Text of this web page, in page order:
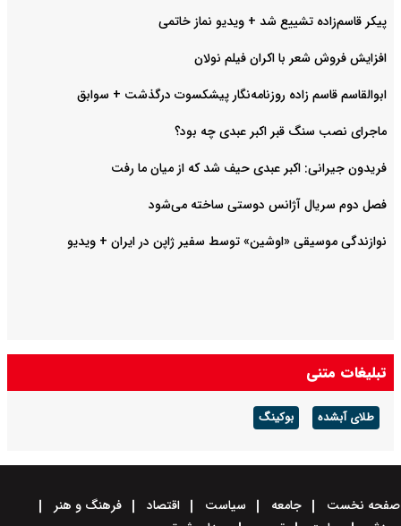
پیکر قاسم‌زاده تشییع شد + ویدیو نماز خاتمی
افزایش فروش شعر با اکران فیلم نولان
ابوالقاسم قاسم زاده روزنامه‌نگار پیشکسوت درگذشت + سوابق
ماجرای نصب سنگ قبر اکبر عبدی چه بود؟
فریدون جیرانی: اکبر عبدی حیف شد که از میان ما رفت
فصل دوم سریال آژانس دوستی ساخته می‌شود
نوازندگی موسیقی «اوشین» توسط سفیر ژاپن در ایران + ویدیو
تبلیغات متنی
طلای آبشده بوکینگ
صفحه نخست جامعه سیاست اقتصاد
فرهنگ و هنر